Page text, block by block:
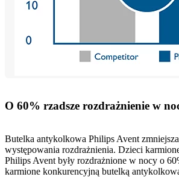
O 60% rzadsze rozdrażnienie w
Butelka antykolkowa Philips Avent
występowania rozdrażnienia. Dzieci
Philips Avent były rozdrażnione w nocy o
karmione konkurencyjną butelką